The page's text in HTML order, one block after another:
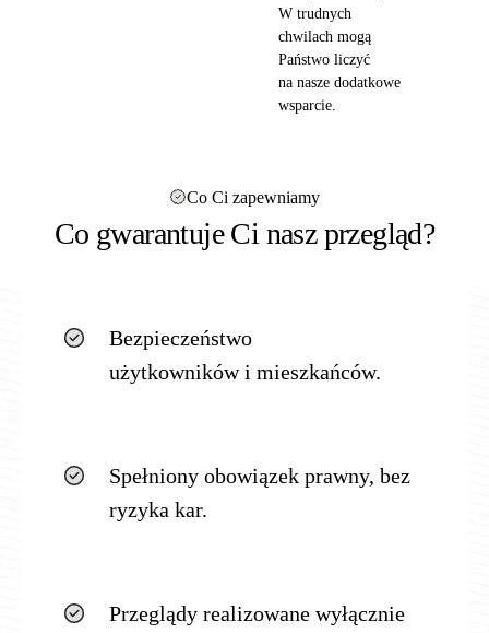
W trudnych
chwilach mogą
Państwo liczyć
na nasze dodatkowe
wsparcie.
Co Ci zapewniamy
Co gwarantuje Ci nasz przegląd?
Bezpieczeństwo
użytkowników i mieszkańców.
Spełniony obowiązek prawny, bez
ryzyka kar.
Przeglądy realizowane wyłącznie